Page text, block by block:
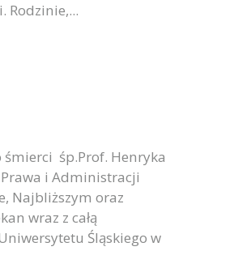
Rodzinie,...
śp.Prof. Henryka
Prawa i Administracji
Najbliższym oraz
wraz z całą
Śląskiego w